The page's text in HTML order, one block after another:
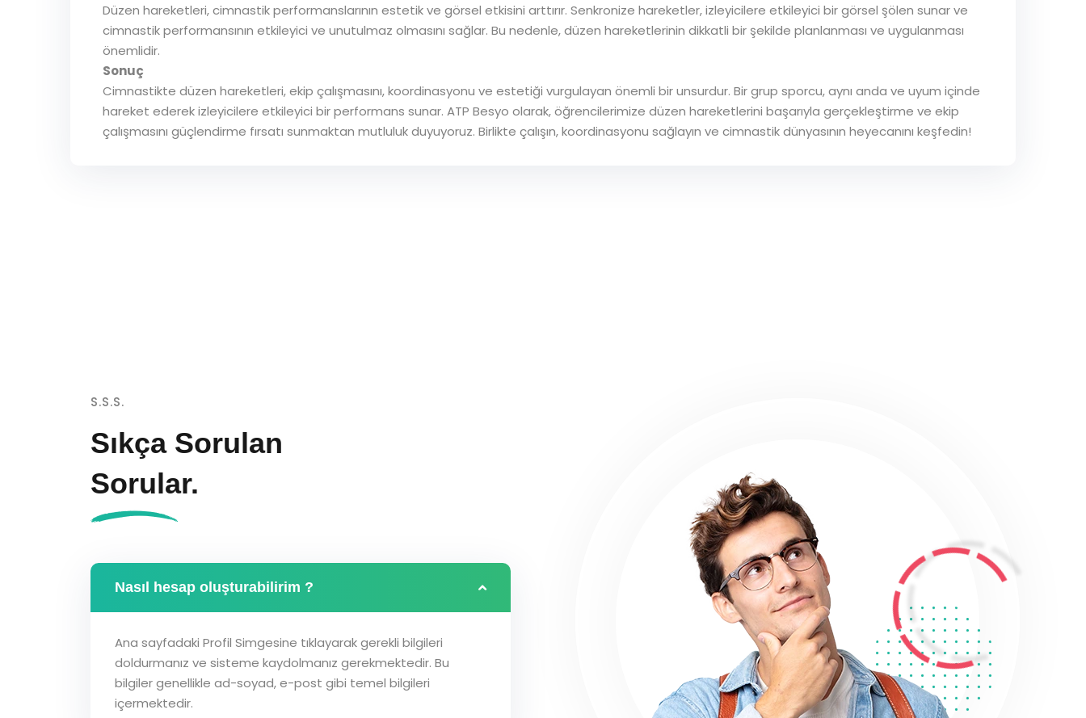
Düzen hareketleri, cimnastik performanslarının estetik ve görsel etkisini arttırır. Senkronize hareketler, izleyicilere etkileyici bir görsel şölen sunar ve
cimnastik performansının etkileyici ve unutulmaz olmasını sağlar. Bu nedenle, düzen hareketlerinin dikkatli bir şekilde planlanması ve uygulanması
önemlidir.
Sonuç
Cimnastikte düzen hareketleri, ekip çalışmasını, koordinasyonu ve estetiği vurgulayan önemli bir unsurdur. Bir grup sporcu, aynı anda ve uyum içinde
hareket ederek izleyicilere etkileyici bir performans sunar. ATP Besyo olarak, öğrencilerimize düzen hareketlerini başarıyla gerçekleştirme ve ekip
çalışmasını güçlendirme fırsatı sunmaktan mutluluk duyuyoruz. Birlikte çalışın, koordinasyonu sağlayın ve cimnastik dünyasının heyecanını keşfedin!
S.S.S.
Sıkça Sorulan
Sorular.
Nasıl hesap oluşturabilirim ?
Ana sayfadaki Profil Simgesine tıklayarak gerekli bilgileri
doldurmanız ve sisteme kaydolmanız gerekmektedir. Bu
bilgiler genellikle ad-soyad, e-post gibi temel bilgileri
içermektedir.